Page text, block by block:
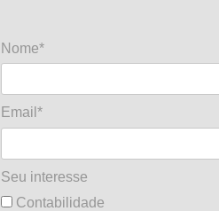
Nome*
Email*
Seu interesse
Contabilidade